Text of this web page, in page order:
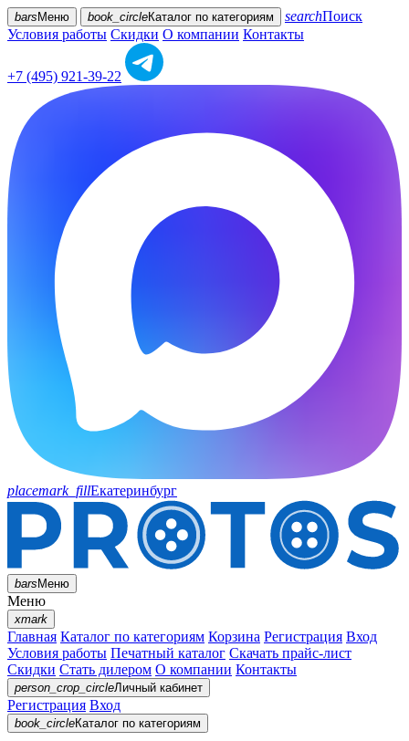
bars Меню book_circleКаталог по категориям searchПоиск
Условия работы Скидки О компании Контакты
+7 (495) 921-39-22
placemark_fillЕкатеринбург
barsМеню
Меню
xmark
Главная Каталог по категориям Корзина Регистрация Вход
Условия работы Печатный каталог Скачать прайс-лист
Скидки Стать дилером О компании Контакты
person_crop_circleЛичный кабинет
Регистрация Вход
book_circleКаталог по категориям